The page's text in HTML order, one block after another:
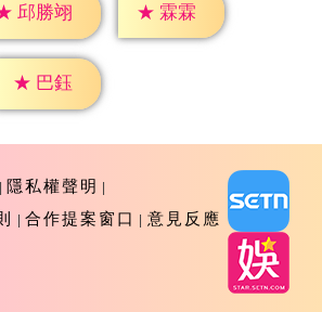
邱勝翊 ★ 霖霖
★ 巴鈺
隱私權聲明
合作提案窗口 意見反應